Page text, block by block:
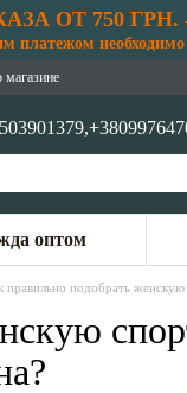
ОТ 750 ГРН.
необходимо
оптом
правильно подобрать